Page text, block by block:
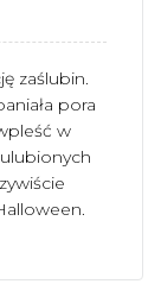
zaślubin.
pora
w